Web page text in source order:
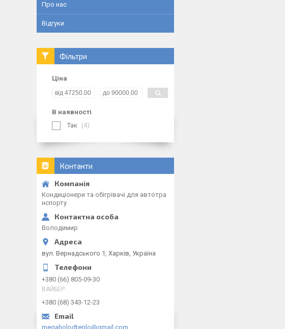
Про нас
Відгуки
Фільтри
Ціна
В наявності
Так
4
Контакти
Кондиціонери та обігрівачі для автотра
нспорту
Володимир
вул. Вернадського 1, Харків, Україна
+380 (66) 805-09-30
ВАЙБЕР
+380 (68) 343-12-23
megaholodteplo@gmail.com